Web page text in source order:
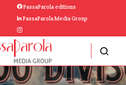
PassaParola editions
PassaParola Media Group